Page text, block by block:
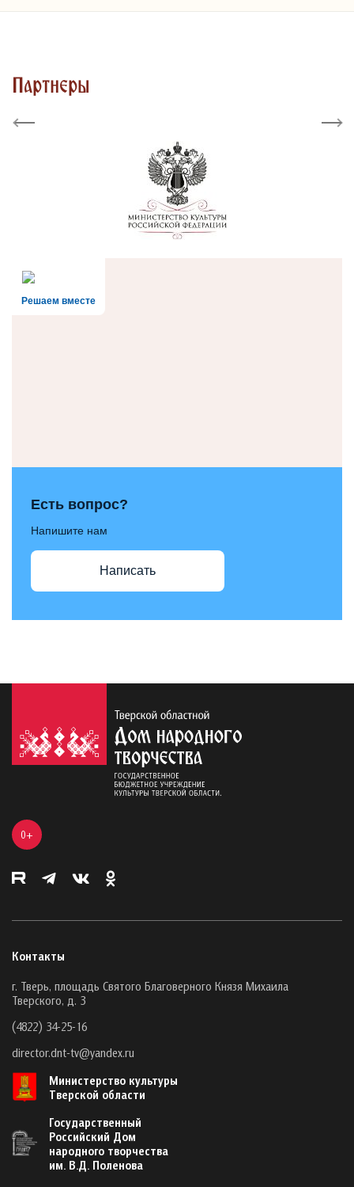
Партнеры
Previous Next
Решаем вместе
Есть вопрос?
Напишите нам
Написать
0+
Контакты
г. Тверь, площадь Святого Благоверного Князя Михаила
Тверского, д. 3
(4822) 34-25-16
director.dnt-tv@yandex.ru
Министерство культуры
Тверской области
Государственный
Российский Дом
народного творчества
им. В.Д. Поленова